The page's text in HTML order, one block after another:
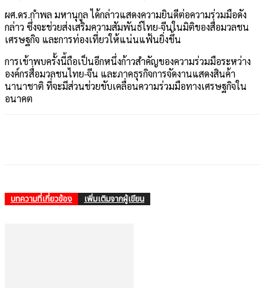
ผศ.ดร.กำพล มหานุกูล ได้กล่าวแสดงความยินดีต่อความร่วมมือดัง
กล่าว ซึ่งจะช่วยส่งเสริมความสัมพันธ์ไทย-จีนในมิติของสื่อมวลชน
เศรษฐกิจ และการท่องเที่ยวให้แน่นแฟ้นยิ่งขึ้น
การเข้าพบครั้งนี้ถือเป็นอีกหนึ่งก้าวสำคัญของความร่วมมือระหว่าง
องค์กรสื่อมวลชนไทย-จีน และภาคธุรกิจการจัดงานแสดงสินค้า
นานาชาติ ที่จะมีส่วนช่วยขับเคลื่อนความร่วมมือทางเศรษฐกิจใน
อนาคต
บทความที่เกี่ยวข้อง เพิ่มเติมจากผู้เขียน